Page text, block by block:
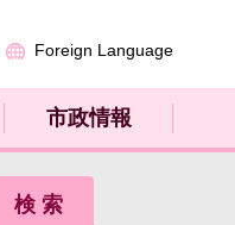
Foreign Language
市政情報